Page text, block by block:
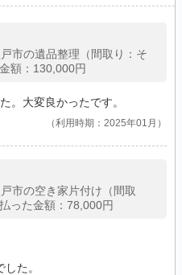
市の遺品整理（間取り：そ
額：130,000円
。大変良かったです。
利用時期：2025年01月
市の空き家片付け（間取
った金額：78,000円
た。